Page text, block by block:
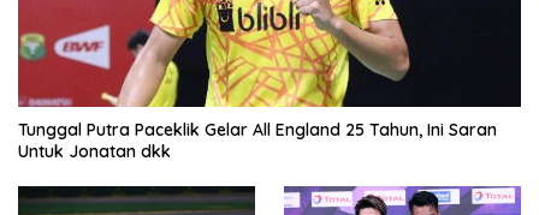
Tunggal Putra Paceklik Gelar All England 25 Tahun, Ini Saran
Untuk Jonatan dkk